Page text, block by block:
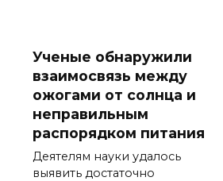
Ученые обнаружили
взаимосвязь между
ожогами от солнца и
неправильным
распорядком питания
Деятелям науки удалось
выявить достаточно